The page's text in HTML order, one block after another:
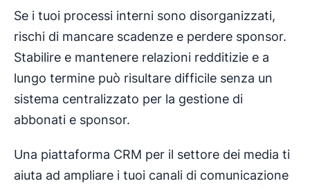
Se i tuoi processi interni sono disorganizzati,
rischi di mancare scadenze e perdere sponsor.
Stabilire e mantenere relazioni redditizie e a
lungo termine può risultare difficile senza un
sistema centralizzato per la gestione di
abbonati e sponsor.
Una piattaforma CRM per il settore dei media ti
aiuta ad ampliare i tuoi canali di comunicazione